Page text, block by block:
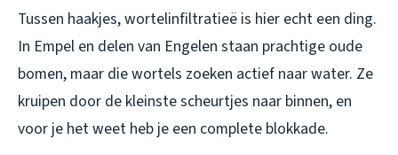
Tussen haakjes, wortelinfiltratieë is hier echt een ding.
In Empel en delen van Engelen staan prachtige oude
bomen, maar die wortels zoeken actief naar water. Ze
kruipen door de kleinste scheurtjes naar binnen, en
voor je het weet heb je een complete blokkade.